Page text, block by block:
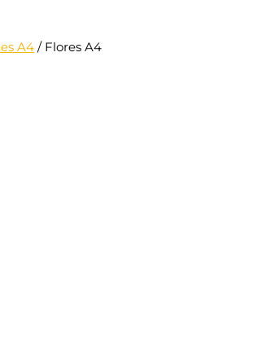
A4 / Flores A4